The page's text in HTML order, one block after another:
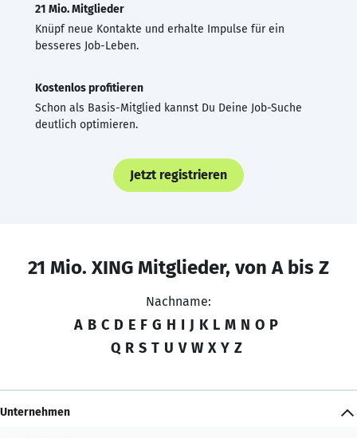
21 Mio. Mitglieder
Knüpf neue Kontakte und erhalte Impulse für ein
besseres Job-Leben.
Kostenlos profitieren
Schon als Basis-Mitglied kannst Du Deine Job-Suche
deutlich optimieren.
Jetzt registrieren
21 Mio. XING Mitglieder, von A bis Z
Nachname:
A B C D E F G H I J K L M N O P
Q R S T U V W X Y Z
Unternehmen